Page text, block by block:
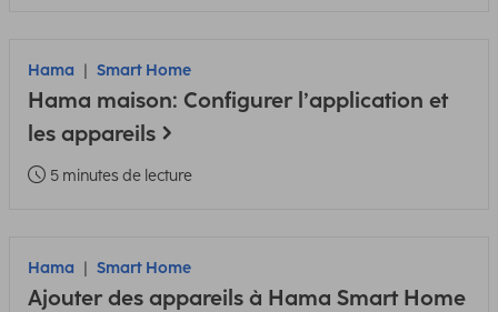
Hama Smart Home
Hama maison: Configurer l’application et
les appareils
5 minutes de lecture
Hama Smart Home
Ajouter des appareils à Hama Smart Home